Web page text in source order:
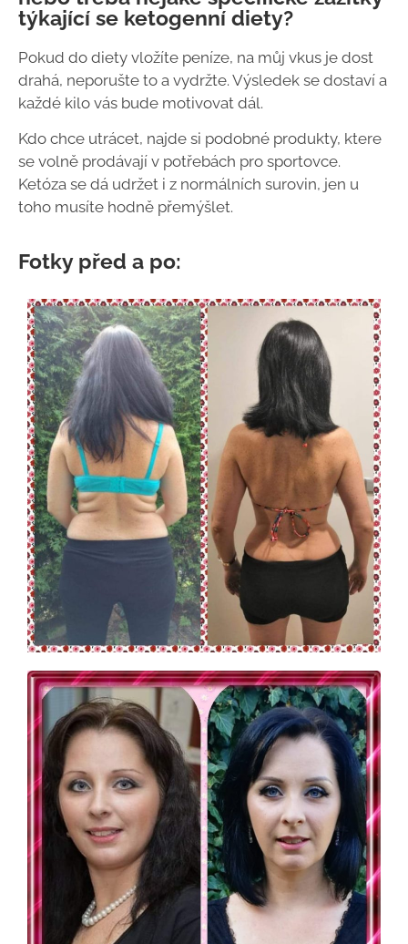
týkající se ketogenní diety?
Pokud do diety vložíte peníze, na můj vkus je dost
drahá, neporušte to a vydržte. Výsledek se dostaví a
každé kilo vás bude motivovat dál.
Kdo chce utrácet, najde si podobné produkty, ktere
se volně prodávají v potřebách pro sportovce.
Ketóza se dá udržet i z normálních surovin, jen u
toho musíte hodně přemýšlet.
Fotky před a po: